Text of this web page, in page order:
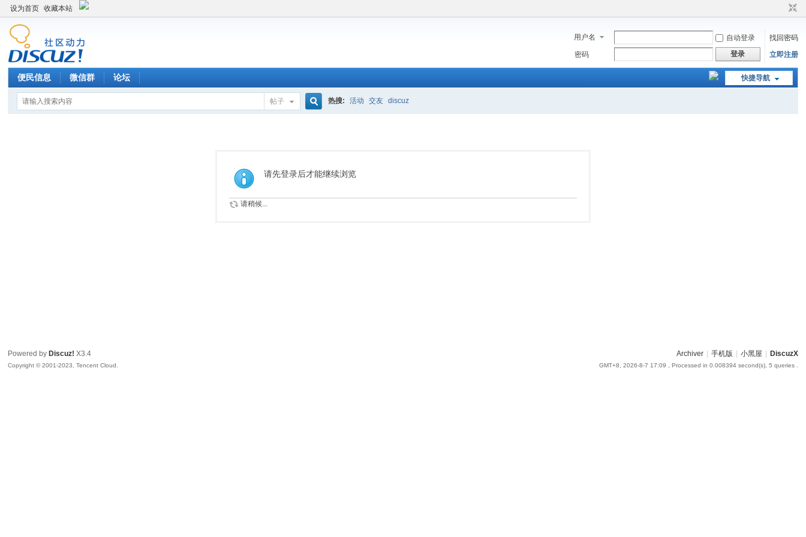
设为首页 收藏本站
用户名 自动登录
找回密码
密码
登录 立即注册
快捷导航
便民信息 微信群 论坛
帖子
索
热搜: 活动 交友 discuz
请先登录后才能继续浏览
请稍候...
Archiver 手机版 小黑屋 DiscuzX
GMT+8, 2026-8-7 17:09 , Processed in 0.008394 second(s), 5 queries .
Powered by Discuz! X3.4
Copyright © 2001-2023, Tencent Cloud.